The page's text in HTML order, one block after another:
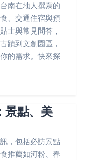
南在地人撰寫的
、交通住宿與預
士與常見問答，
蹟到文創園區，
的需求。快來探
景點、美
，包括必訪景點
推薦如河粉、春